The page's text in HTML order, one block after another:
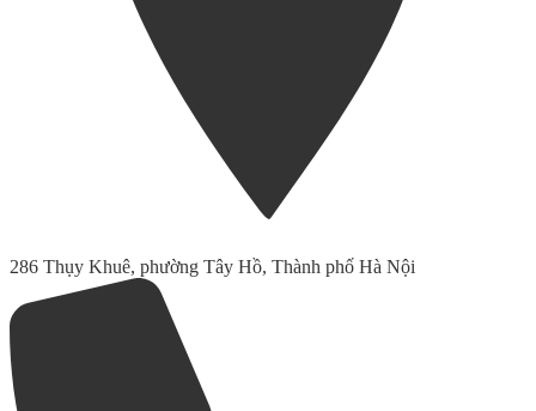
286 Thụy Khuê, phường Tây Hồ, Thành phố Hà Nội